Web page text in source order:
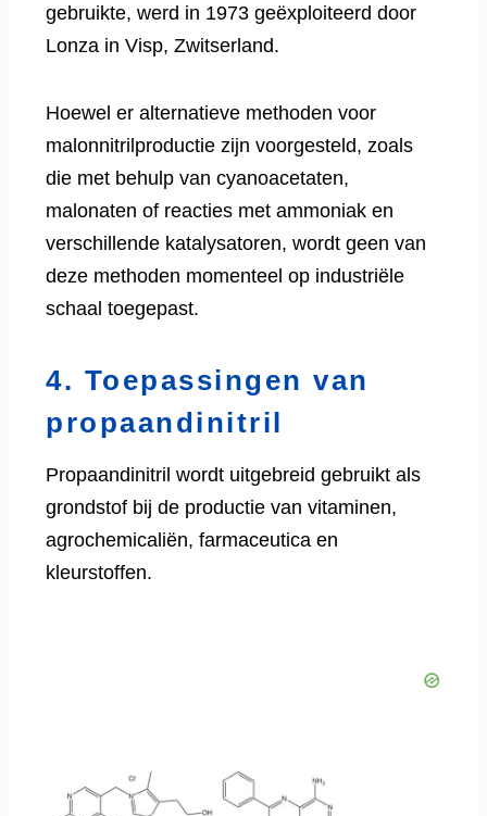
gebruikte, werd in 1973 geëxploiteerd door
Lonza in Visp, Zwitserland.
Hoewel er alternatieve methoden voor
malonnitrilproductie zijn voorgesteld, zoals
die met behulp van cyanoacetaten,
malonaten of reacties met ammoniak en
verschillende katalysatoren, wordt geen van
deze methoden momenteel op industriële
schaal toegepast.
4. Toepassingen van
propaandinitril
Propaandinitril wordt uitgebreid gebruikt als
grondstof bij de productie van vitaminen,
agrochemicaliën, farmaceutica en
kleurstoffen.